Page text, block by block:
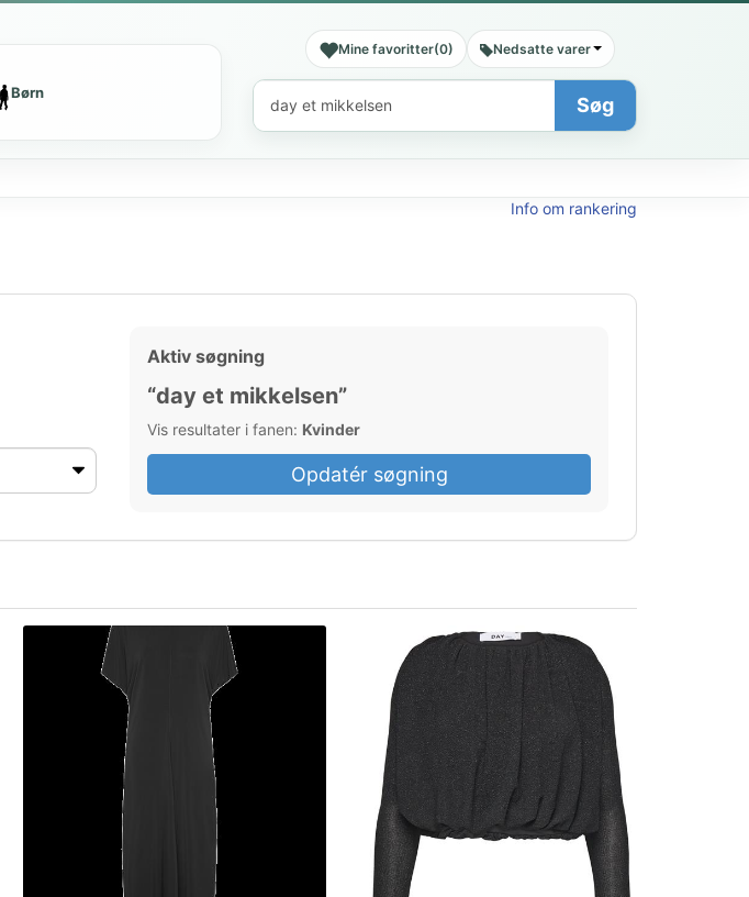
Børn
Mine favoritter(0) Nedsatte varer
Søg
Søg
Info om rankering
Aktiv søgning
“day et mikkelsen”
Vis resultater i fanen: Kvinder
Opdatér søgning